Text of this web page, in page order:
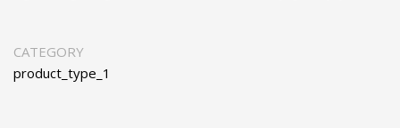
CATEGORY
product_type_1